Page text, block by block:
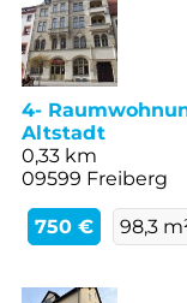
4-
Altstadt
0,33 km
09599 Freiberg
750 € 98,3